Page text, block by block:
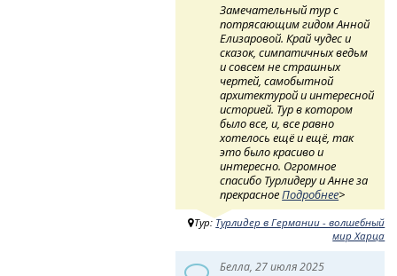
Замечательный тур с
потрясающим гидом Анной
Елизаровой. Край чудес и
сказок, симпатичных ведьм
и совсем не страшных
чертей, самобытной
архитектурой и интересной
историей. Тур в котором
было все, и, все равно
хотелось ещё и ещё, так
это было красиво и
интересно. Огромное
спасибо Турлидеру и Анне за
прекрасноеПодробнее>
Тур:Турлидер в Германии - волшебный
мир Харца
Белла, 27 июля 2025